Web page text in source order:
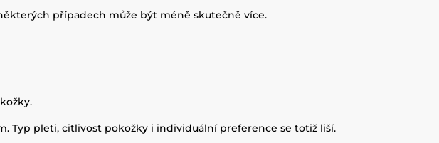
případech může být méně skutečně více.
Typ pleti, citlivost pokožky i individuální preference se totiž liší.